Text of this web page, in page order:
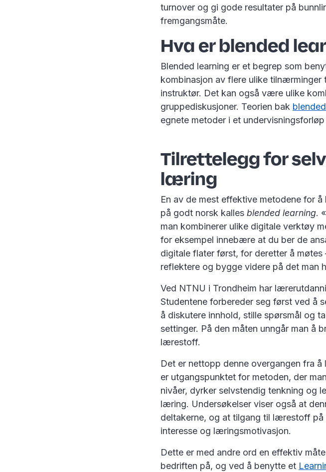
turnover og gi gode resultater på
fremgangsmåte.
Hva er blended
Blended learning er et begrep som
kombinasjon av flere ulike
instruktør. Det kan også være ulike
gruppediskusjoner. Teorien bak
egnete metoder i et
Tilrettelegg for
læring
En av de mest effektive metodene for
på godt norsk kalles blended learning.
man kombinerer ulike digitale verktøy
for eksempel innebære at du ber de
digitale flater først, for deretter å møtes
reflektere og bygge videre på det man
Ved NTNU i Trondheim har
Studentene forbereder seg først ved å
å diskutere innhold, stille spørsmål og
settinger. På den måten unngår man å
lærestoff.
Det er nettopp denne overgangen fra
er utgangspunktet for metoden, der
nivåer, dyrker selvstendig tenkning og
læring. Undersøkelser viser også at
deltakerne, og at tilgang til lærestoff
interesse og læringsmotivasjon.
Dette er med andre ord en effektiv
bedriften på, og ved å benytte et